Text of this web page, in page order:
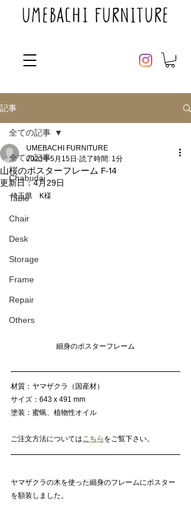
記事
全ての記事
Chabudai
Table
Chair
Desk
Storage
Frame
Repair
Others
全ての記事
山桜のポスターフレーム F-14
UMEBACHI FURNITURE
2023年5月15日 読了時間: 1分
更新日：4月29日
埼玉県　K様
細身のポスターフレーム
材質：ヤマザクラ（国産材）
サイズ：643 x 491 mm
塗装：蜜蝋、植物性オイル
ご注文方法についてはこちらをご覧下さい。
ヤマザクラの木を使った細身のフレームにポスター
を額装しました。